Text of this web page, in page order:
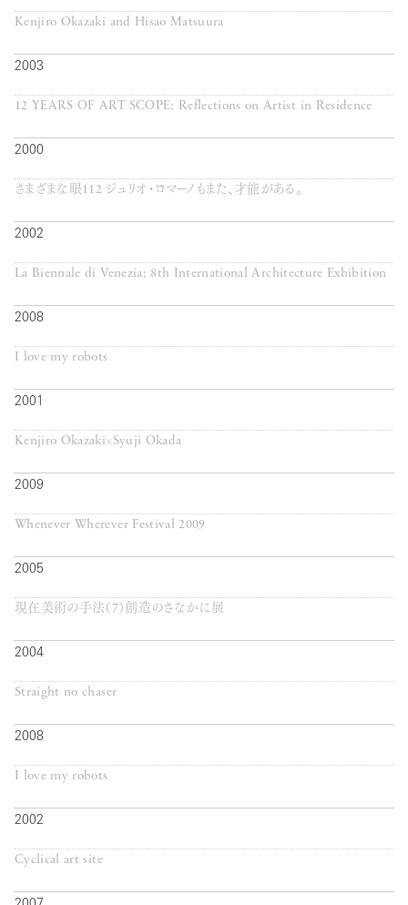
Kenjiro Okazaki and Hisao Matsuura
2003
12 YEARS OF ART SCOPE: Reflections on Artist in Residence
2000
さまざまな眼112 ジュリオ・ロマーノもまた、才能がある。
2002
La Biennale di Venezia; 8th International Architecture Exhibition
2008
I love my robots
2001
Kenjiro Okazaki×Syuji Okada
2009
Whenever Wherever Festival 2009
2005
現在美術の手法（7）創造のさなかに展
2004
Straight no chaser
2008
I love my robots
2002
Cyclical art site